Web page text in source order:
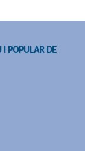
I POPULAR DE